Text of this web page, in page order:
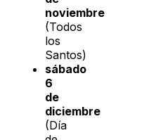
noviembre
(Todos
los
Santos)
sábado
6
de
diciembre
(Día